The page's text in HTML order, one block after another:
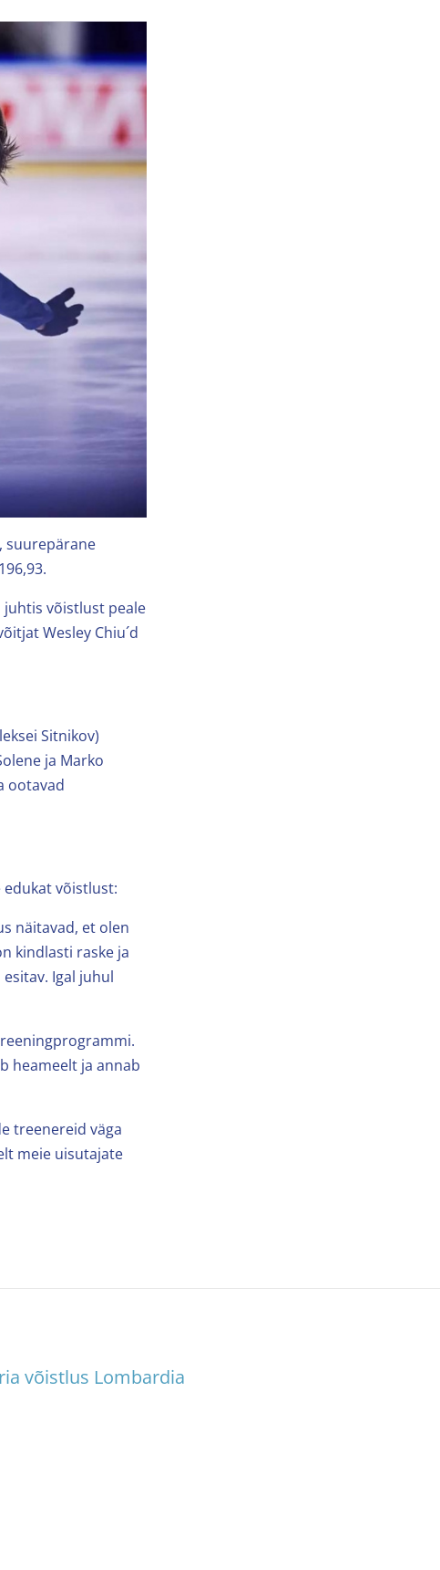
suurepärane
juhtis võistlust peale
Wesley Chiu´d
Sitnikov)
ja Marko
ootavad
võistlust:
näitavad, et olen
kindlasti raske ja
Igal juhul
heameelt ja annab
treenereid väga
meie uisutajate
võistlus Lombardia